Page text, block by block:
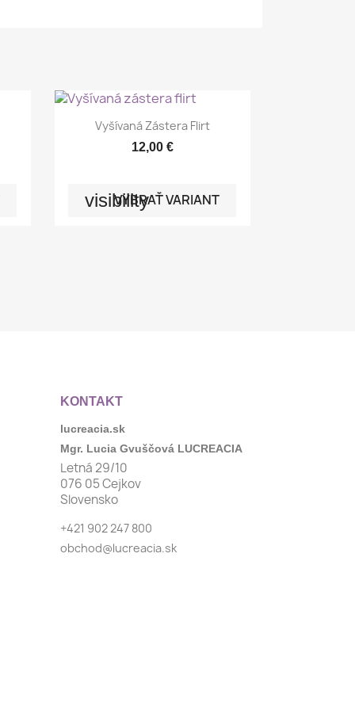
 Rýchly náhľad
Vyšívaná Zástera Flirt
12,00 €
visibility
VYBRAŤ VARIANT
KONTAKT
lucreacia.sk
Mgr. Lucia Gvuščová LUCREACIA
Letná 29/10
076 05 Cejkov
Slovensko
+421 902 247 800
obchod@lucreacia.sk